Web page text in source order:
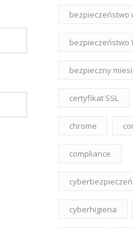
bezpieczeństwo
bezpieczeństwo
bezpieczny
certyfikat SSL
chrome
compliance
cyberhigiena